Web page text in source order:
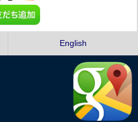
English